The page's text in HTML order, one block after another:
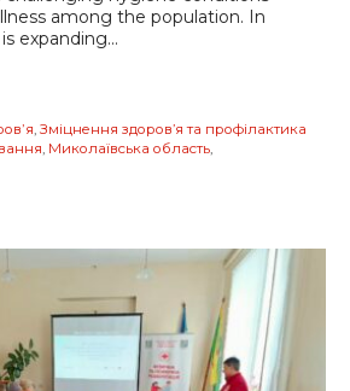
among the population. In
expanding...
, Зміцнення здоров’я та профілактика
, Миколаївська область,